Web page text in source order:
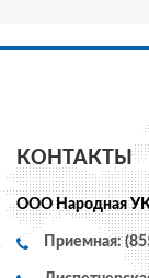
КОНТАКТЫ
ООО Народная
Приемная: